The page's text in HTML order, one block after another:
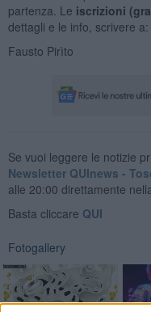
partenza. Le iscrizioni
dettagli e le info, scrivere a:
Fausto Pirìto
Se vuoi leggere le notizie
Newsletter QUInews -
alle 20:00 direttamente
Basta cliccare QUI
Fotogallery